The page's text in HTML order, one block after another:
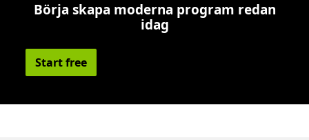
Börja skapa moderna program redan
idag
Start free